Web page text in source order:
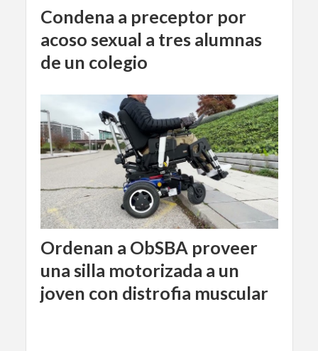
Condena a preceptor por
acoso sexual a tres alumnas
de un colegio
Ordenan a ObSBA proveer
una silla motorizada a un
joven con distrofia muscular